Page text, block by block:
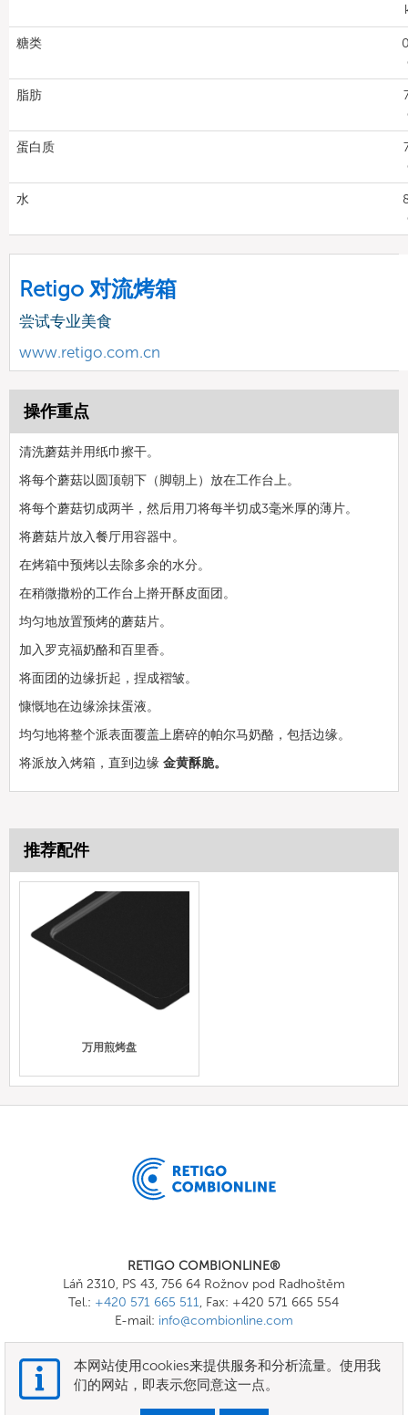
糖类
脂肪
蛋白质
水
Retigo 对流烤箱
尝试专业美食
www.retigo.com.cn
操作重点
清洗蘑菇并用纸巾擦干。
将每个蘑菇以圆顶朝下（脚朝上）放在工作台上。
将每个蘑菇切成两半，然后用刀将每半切成3毫米厚的薄片。
将蘑菇片放入餐厅用容器中。
在烤箱中预烤以去除多余的水分。
在稍微撒粉的工作台上擀开酥皮面团。
均匀地放置预烤的蘑菇片。
加入罗克福奶酪和百里香。
将面团的边缘折起，捏成褶皱。
慷慨地在边缘涂抹蛋液。
均匀地将整个派表面覆盖上磨碎的帕尔马奶酪，包括边缘。
将派放入烤箱，直到边缘 金黄酥脆。
推荐配件
万用煎烤盘
RETIGO COMBIONLINE®
Láň 2310, PS 43, 756 64 Rožnov pod Radhoštěm
Tel.: +420 571 665 511, Fax: +420 571 665 554
E-mail: info@combionline.com
OnlineMenu
本网站使用cookies来提供服务和分析流量。使用我
们的网站，即表示您同意这一点。